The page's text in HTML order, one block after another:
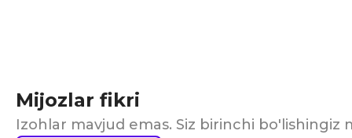
Mijozlar fikri
Izohlar mavjud emas. Siz birinchi bo'lishingiz